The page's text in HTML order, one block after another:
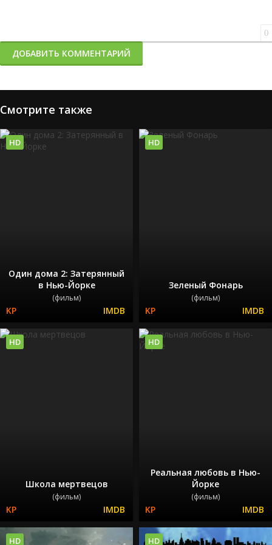
0
ДОБАВИТЬ КОММЕНТАРИЙ
Смотрите также
Один дома 2: Затерянный
в Нью-Йорке
(фильм)
HD
Зеленый Фонарь
(фильм)
HD
Школа мертвецов
(фильм)
HD
Реальная любовь в Нью-
Йорке
(фильм)
HD
HD HD